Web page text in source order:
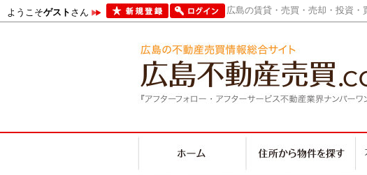
ようこそゲストさん 広島の賃貸・売買・売却・投資